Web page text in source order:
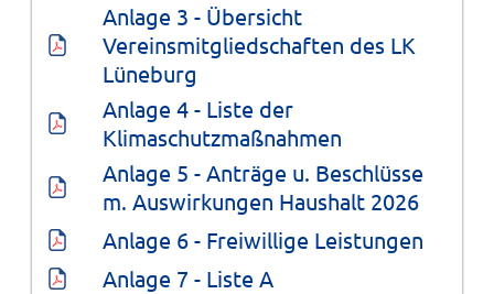
Anlage 3 - Übersicht
Vereinsmitgliedschaften des LK
Lüneburg
Anlage 4 - Liste der
Klimaschutzmaßnahmen
Anlage 5 - Anträge u. Beschlüsse
m. Auswirkungen Haushalt 2026
Anlage 6 - Freiwillige Leistungen
Anlage 7 - Liste A